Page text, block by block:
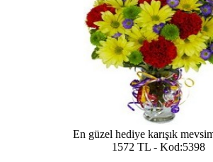
En güzel hediye karışık
1572 TL - Kod:5398